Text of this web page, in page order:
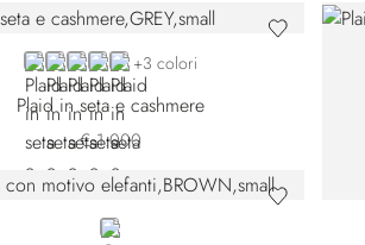
GREYGREEN 14249-3166
VIOLET 14249-3177
GREEN 14249-3189
BEIGE+3 colori
Plaid in seta e cashmere
€ 1.000
BROWN